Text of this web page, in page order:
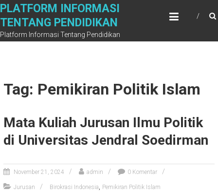
Skip
content
PLATFORM INFORMASI
TENTANG PENDIDIKAN
Platform Informasi Tentang Pendidikan
Tag: Pemikiran Politik Islam
Mata Kuliah Jurusan Ilmu Politik
di Universitas Jendral Soedirman
November 21, 2024 admin 0 Komentar
Jurusan Birokrasi Indonesia, Pemikiran Politik Islam